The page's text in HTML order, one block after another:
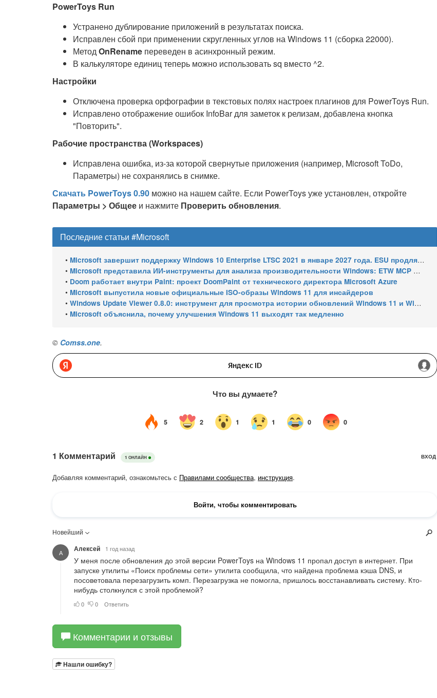
PowerToys Run
Устранено дублирование приложений в результатах поиска.
Исправлен сбой при применении скругленных углов на Windows 11 (сборка 22000).
МетодOnRename переведен в асинхронный режим.
В калькуляторе единиц теперь можно использовать sq вместо ^2.
Настройки
Отключена проверка орфографии в текстовых полях настроек плагинов для PowerToys Run.
Исправлено отображение ошибок InfoBar для заметок к релизам, добавлена кнопка
"Повторить".
Рабочие пространства (Workspaces)
Исправлена ошибка, из-за которой свернутые приложения (например, Microsoft ToDo,
Параметры) не сохранялись в снимке.
Скачать PowerToys 0.90 можно на нашем сайте. Если PowerToys уже установлен, откройте
Параметры > Общее и нажмите Проверить обновления.
Последние статьи #Microsoft
• Microsoft завершит поддержку Windows 10 Enterprise LTSC 2021 в январе 2027 года. ESU продлят обновления до января 2030 года
• Microsoft представила ИИ-инструменты для анализа производительности Windows: ETW MCP и WPA MCP
• Doom работает внутри Paint: проект DoomPaint от технического директора Microsoft Azure
• Microsoft выпустила новые официальные ISO-образы Windows 11 для инсайдеров
• Windows Update Viewer 0.8.0: инструмент для просмотра истории обновлений Windows 11 и Windows 10 получил улучшения
• Microsoft объяснила, почему улучшения Windows 11 выходят так медленно
© Comss.one.
Комментарии и отзывы
Нашли ошибку?